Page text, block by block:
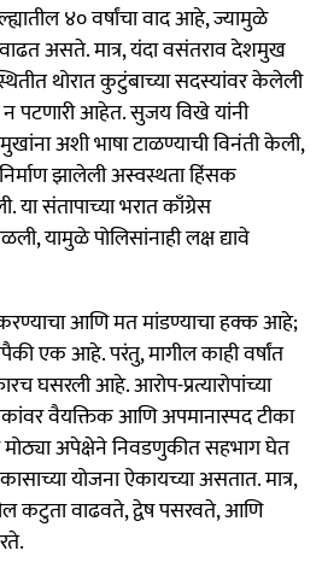
४० वर्षांचा वाद आहे, ज्यामुळे
असते. मात्र, यंदा वसंतराव देशमुख
थोरात कुटुंबाच्या सदस्यांवर केलेली
पटणारी आहेत. सुजय विखे यांनी
अशी भाषा टाळण्याची विनंती केली,
झालेली अस्वस्थता हिंसक
संतापाच्या भरात काँग्रेस
यामुळे पोलिसांनाही लक्ष द्यावे
आणि मत मांडण्याचा हक्क आहे;
एक आहे. परंतु, मागील काही वर्षांत
घसरली आहे. आरोप-प्रत्यारोपांच्या
वैयक्तिक आणि अपमानास्पद टीका
अपेक्षेने निवडणुकीत सहभाग घेत
योजना ऐकायच्या असतात. मात्र,
कटुता वाढवते, द्वेष पसरवते, आणि